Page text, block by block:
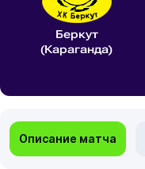
Беркут
(Караганда)
Описание матча